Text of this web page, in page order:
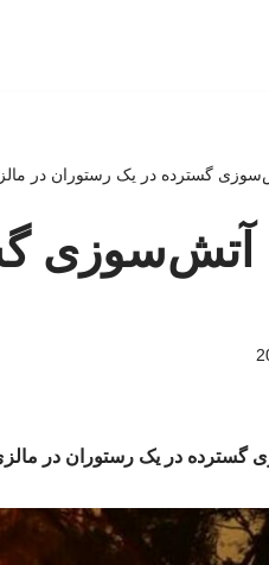
گسترده در یک رستوران در
| آتش‌سوزی
گسترده در یک رستوران در